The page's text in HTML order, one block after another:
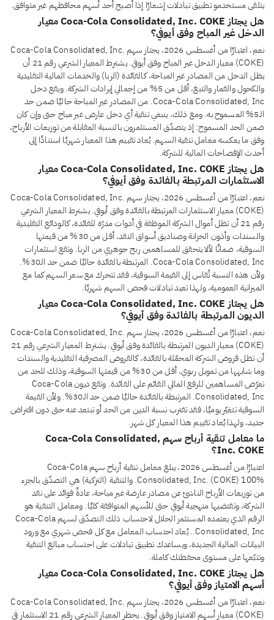
يتلقى مستخدمو تطبيق تبادلات إشعارًا إذا أصبح أحد أسهم محافظهم غير متوافق.
هل يجتاز Coca-Cola Consolidated, Inc. COKE معيار
الدخل غير المباح وفق أيوفي؟
نعم، اعتبارًا من أغسطس 2026، يجتاز سهم Coca-Cola Consolidated, Inc.
(COKE) معيار الدخل غير المباح وفق أيوفي. يشترط المعيار الشرعي رقم 21 أن
يظل الدخل من المصادر غير المباحة، كالفائدة (الربا) والخدمات المالية التقليدية
والكحول والقمار والتبغ، أقل من 5% من إجمالي إيرادات الشركة. ويقع دخل
Coca-Cola Consolidated, Inc. من المصادر غير المباحة حاليًا ضمن حد
الـ5% المسموح به. ومع ذلك، ينبغي تنقية أي دخل عارض غير مباح حتى وإن كان
ضمن الحد المسموح: إذ يتصدّق المستثمرون بالنسبة المقابلة من توزيعات الأرباح،
وفق ما يعكسه معامل تنقية السهم. يُعاد تقييم هذا المعيار شهريًا استنادًا إلى
أحدث الإفصاحات المالية للشركة.
هل يجتاز Coca-Cola Consolidated, Inc. COKE معيار
الاستثمارات المرتبطة بالفائدة وفق أيوفي؟
نعم، اعتبارًا من أغسطس 2026، يجتاز سهم Coca-Cola Consolidated, Inc.
(COKE) معيار الاستثمارات المرتبطة بالفائدة وفق أيوفي. يشترط المعيار الشرعي
رقم 21 أن تظل أموال الشركة الموظفة في أدوات مدرّة للفائدة، كالودائع التقليدية
والسندات وأذون الخزانة وصناديق أسواق النقد، أقل من 30% من قيمتها
السوقية، ضمانًا لألا يتحقق للمساهمين ربح جوهري من الربا. وتقع استثمارات
Coca-Cola Consolidated, Inc. المرتبطة بالفائدة حاليًا ضمن حد الـ30%.
ولأن هذه النسبة تُقاس إلى القيمة السوقية، فقد تتحرك مع سعر السهم كما مع
الميزانية العمومية، ولهذا تعيد تبادلات فحص السهم شهريًا.
هل يجتاز Coca-Cola Consolidated, Inc. COKE معيار
الديون المرتبطة بالفائدة وفق أيوفي؟
نعم، اعتبارًا من أغسطس 2026، يجتاز سهم Coca-Cola Consolidated, Inc.
(COKE) معيار الديون المرتبطة بالفائدة وفق أيوفي. يشترط المعيار الشرعي رقم 21
أن تظل قروض الشركة المحمّلة بالفائدة، كالقروض المصرفية التقليدية والسندات
وما شابهها من تمويل ربوي، أقل من 30% من قيمتها السوقية، وذلك للحد من
تعرّض المساهمين للرفع المالي القائم على الفائدة. وتقع ديون Coca-Cola
Consolidated, Inc. المرتبطة بالفائدة حاليًا ضمن حد الـ30%. ولأن القيمة
السوقية تتغيّر يوميًا، فقد تقترب نسبة الدين من الحد أو تبتعد عنه حتى دون اقتراض
جديد، ولهذا يُعاد تقييم هذا المعيار كل شهر.
ما معامل تنقية أرباح سهم Coca-Cola Consolidated,
Inc. COKE؟
اعتبارًا من أغسطس 2026، يبلغ معامل تنقية أرباح سهم Coca-Cola
Consolidated, Inc. (COKE) 100%. والتنقية (التزكية) هي التصدّق بالجزء
من توزيعات الأرباح الناشئ عن مصادر عارضة غير مباحة، عادةً فوائد على نقد
الشركة، وتقتضيها منهجية أيوفي حتى للأسهم المتوافقة كليًا. ومعامل التنقية هو
الرقم الذي يعتمده المستثمر الحلال لاحتساب ذلك التصدّق لسهم Coca-Cola
Consolidated, Inc.. يُعاد احتساب المعامل مع كل فحص شهري مع ورود
البيانات المالية الجديدة، ويساعدك تطبيق تبادلات على احتساب مبالغ التنقية
وتتبّعها على مستوى محفظتك كاملة.
هل يجتاز Coca-Cola Consolidated, Inc. COKE معيار
أسهم الامتياز وفق أيوفي؟
نعم، اعتبارًا من أغسطس 2026، يجتاز سهم Coca-Cola Consolidated, Inc.
(COKE) معيار أسهم الامتياز وفق أيوفي. يحظر المعيار الشرعي رقم 21 الاستثمار في